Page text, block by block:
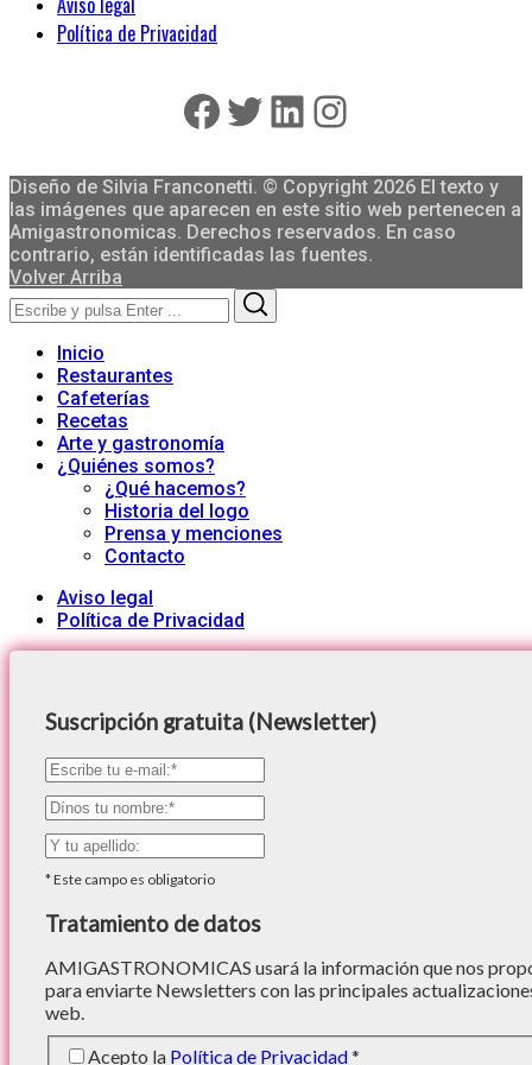
Política de Privacidad
Facebook
Twitter
LinkedIn
Instagram
Diseño de Silvia Franconetti. © Copyright 2026 El texto y
las imágenes que aparecen en este sitio web pertenecen a
Amigastronomicas. Derechos reservados. En caso
contrario, están identificadas las fuentes.
Volver Arriba
Search
for:
Inicio
Restaurantes
Cafeterías
Recetas
Arte y gastronomía
¿Quiénes somos?
¿Qué hacemos?
Historia del logo
Prensa y menciones
Contacto
Aviso legal
Política de Privacidad
Suscripción gratuita (Newsletter)
*Este campo es obligatorio
Tratamiento de datos
AMIGASTRONOMICAS usará la información que nos
para enviarte Newsletters con las principales
web.
Acepto la Política de Privacidad*